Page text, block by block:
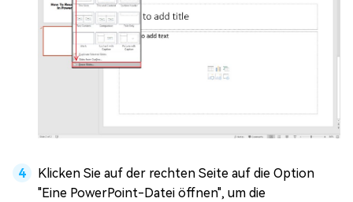
Klicken Sie auf der rechten Seite auf die Option
"Eine PowerPoint-Datei öffnen", um die